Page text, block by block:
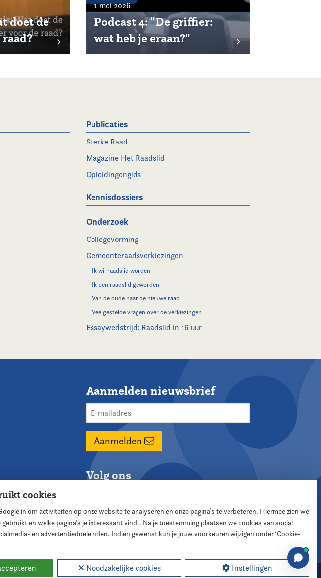
doet de
1 mei 2026
Podcast 4: "De griffier:
wat heb je eraan?"
Publicaties
Sterke Raad
Magazine Het Raadslid
Opleidingengids
Kennisdossiers
Onderzoek
Collegevorming
Gemeenteraadsverkiezingen
Ik wil raadslid worden
Ik ben raadslid geworden
Van de oude naar de nieuwe raad
Veelgestelde vragen over de verkiezingen
Essaywedstrijd: Raadslid in 16 uur
Aanmelden nieuwsbrief
Aanmelden
Volg ons
instellingen Webdesign:XD designers
cookies
in om activiteiten op onze website te analyseren en onze pagina’s te verbeteren. Hiermee zien we
en welke pagina’s je interessant vindt. Na je toestemming plaatsen we cookies van social
en advertentiedoeleinden. Indien gewenst kun je jouw voorkeuren wijzigen onder ‘Cookie-
Noodzakelijke cookies Instellingen